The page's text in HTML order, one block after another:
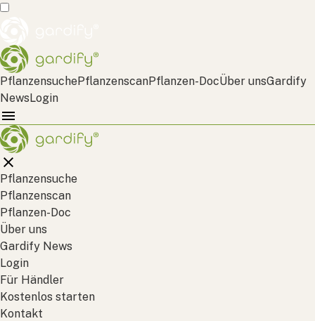
PflanzensuchePflanzenscanPflanzen-DocÜber unsGardify
NewsLogin
Pflanzensuche
Pflanzenscan
Pflanzen-Doc
Über uns
Gardify News
Login
Für Händler
Kostenlos starten
Kontakt